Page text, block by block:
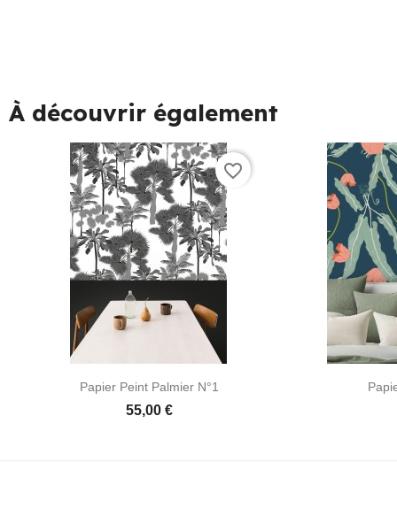
À découvrir également
Papier Peint Palmier N°1
55,00 €
favorite_border